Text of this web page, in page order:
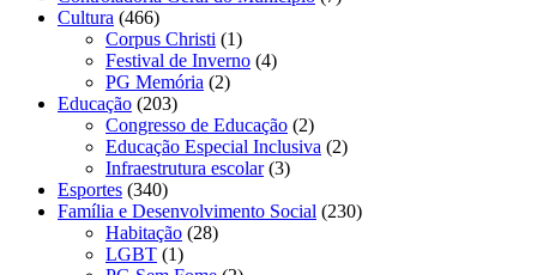
Cultura (466)
Corpus Christi (1)
Festival de Inverno (4)
PG Memória (2)
Educação (203)
Congresso de Educação (2)
Educação Especial Inclusiva (2)
Infraestrutura escolar(3)
Esportes (340)
Família e Desenvolvimento Social (230)
Habitação (28)
LGBT (1)